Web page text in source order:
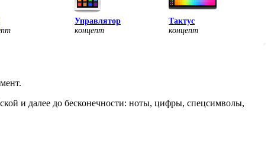
Управлятор
концепт
Тактус
концепт
и далее до бесконечности: ноты, цифры, спецсимволы,